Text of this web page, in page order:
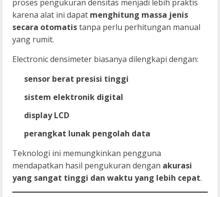
proses pengukuran densitas menjadi lebih praktis
karena alat ini dapat menghitung massa jenis
secara otomatistanpa perlu perhitungan manual
yang rumit.
Electronic densimeter biasanya dilengkapi dengan:
sensor berat presisi tinggi
sistem elektronik digital
display LCD
perangkat lunak pengolah data
Teknologi ini memungkinkan pengguna
mendapatkan hasil pengukuran dengan akurasi
yang sangat tinggi dan waktu yang lebih cepat.